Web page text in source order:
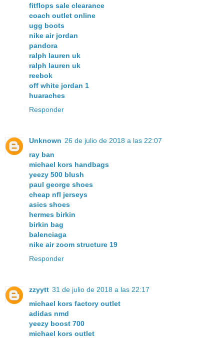
fitflops sale clearance
coach outlet online
ugg boots
nike air jordan
pandora
ralph lauren uk
ralph lauren uk
reebok
off white jordan 1
huaraches
Responder
Unknown 26 de julio de 2018 a las 22:07
ray ban
michael kors handbags
yeezy 500 blush
paul george shoes
cheap nfl jerseys
asics shoes
hermes birkin
birkin bag
balenciaga
nike air zoom structure 19
Responder
zzyytt 31 de julio de 2018 a las 22:17
michael kors factory outlet
adidas nmd
yeezy boost 700
michael kors outlet